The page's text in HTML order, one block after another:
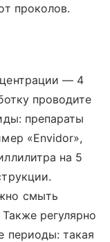
проколов.
— 4
проводите
препараты
«Envidor»,
на 5
смыть
регулярно
периоды: такая